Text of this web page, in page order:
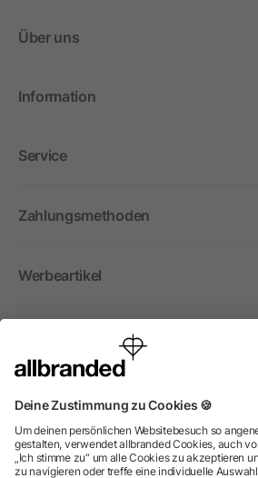
Über uns
Information
Service
Zahlungsmethoden
Werbeartikel
International